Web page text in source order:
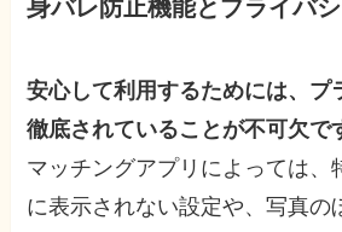
身バレ防止機能とプライバ
安心して利用するためには、プ
徹底されていることが不可欠で
マッチングアプリによっては、
に表示されない設定や、写真の